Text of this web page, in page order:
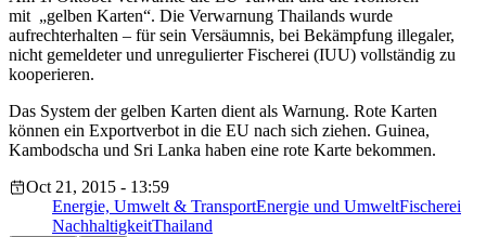
mit „gelben Karten“. Die Verwarnung Thailands wurde
aufrechterhalten – für sein Versäumnis, bei Bekämpfung illegaler,
nicht gemeldeter und unregulierter Fischerei (IUU) vollständig zu
kooperieren.
Das System der gelben Karten dient als Warnung. Rote Karten
können ein Exportverbot in die EU nach sich ziehen. Guinea,
Kambodscha und Sri Lanka haben eine rote Karte bekommen.
Oct 21, 2015 - 13:59
Energie, Umwelt & TransportEnergie und UmweltFischerei
NachhaltigkeitThailand